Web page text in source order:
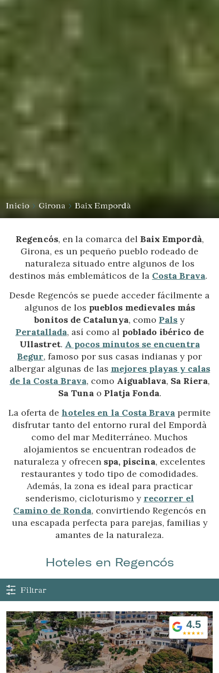
Inicio Girona Baix Empordà
Regencós, en la comarca del Baix Empordà,
Girona, es un pequeño pueblo rodeado de
naturaleza situado entre algunos de los
destinos más emblemáticos de la Costa Brava.
Desde Regencós se puede acceder fácilmente a
algunos de los pueblos medievales más
bonitos de Catalunya, como Pals y
Peratallada, así como al poblado ibérico de
Ullastret. A pocos minutos se encuentra
Begur, famoso por sus casas indianas y por
albergar algunas de las mejores playas y calas
de la Costa Brava, como Aiguablava, Sa Riera,
Sa Tunao Platja Fonda.
La oferta de hoteles en la Costa Brava permite
disfrutar tanto del entorno rural del Empordà
como del mar Mediterráneo. Muchos
alojamientos se encuentran rodeados de
naturaleza y ofrecen spa, piscina, excelentes
restaurantes y todo tipo de comodidades.
Además, la zona es ideal para practicar
senderismo, cicloturismo y recorrer el
Camino de Ronda, convirtiendo Regencós en
una escapada perfecta para parejas, familias y
amantes de la naturaleza.
Hoteles en Regencós
Filtrar
4.5